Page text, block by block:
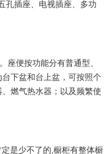
孔插座、电视插座、多功
座便按功能分有普通型、
下盆和台上盆，可按照个
燃气热水器；以及频繁使
是少不了的 橱柜有整体橱